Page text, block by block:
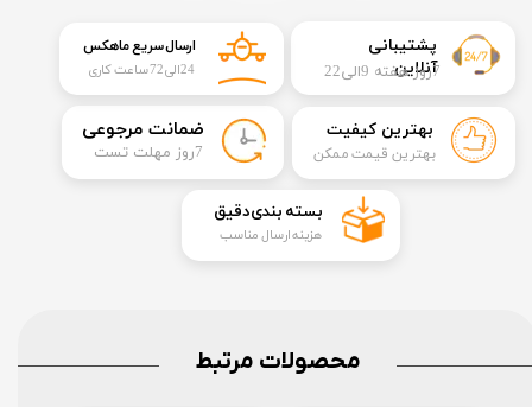
​​پشتیبانی
آنلاین7روز هفته 9الی22
​ضمانت مرجوعی
​7روز مهلت تست
بهترین کیفیت
بهترین قیمت ممکن
ارسال سریع ماهکس
24الی72 ساعت کاری
​بسته بندی دقیق​​​​​​​
هزینه ارسال مناسب
محصولات مرتبط